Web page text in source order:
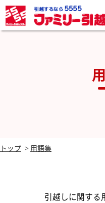
トップ 用語集
引越しに関する